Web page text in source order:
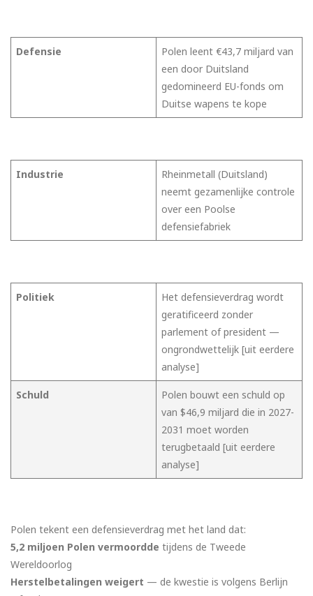
Defensie
Polen leent €43,7 miljard van
een door Duitsland
gedomineerd EU-fonds om
Duitse wapens te kope
Industrie
Rheinmetall (Duitsland)
neemt gezamenlijke controle
over een Poolse
defensiefabriek
Politiek
Het defensieverdrag wordt
geratificeerd zonder
parlement of president —
ongrondwettelijk [uit eerdere
analyse]
Schuld
Polen bouwt een schuld op
van $46,9 miljard die in 2027-
2031 moet worden
terugbetaald [uit eerdere
analyse]
Polen tekent een defensieverdrag met het land dat:
5,2 miljoen Polen vermoordde tijdens de Tweede
Wereldoorlog
Herstelbetalingen weigert — de kwestie is volgens Berlijn